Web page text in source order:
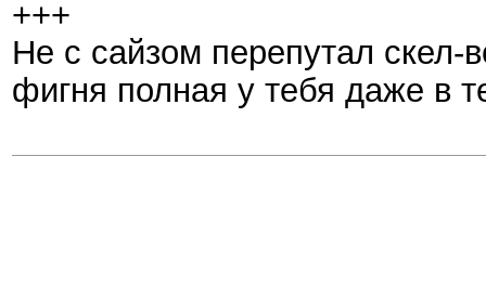
+++
Не с сайзом перепутал скел-
фигня полная у тебя даже в